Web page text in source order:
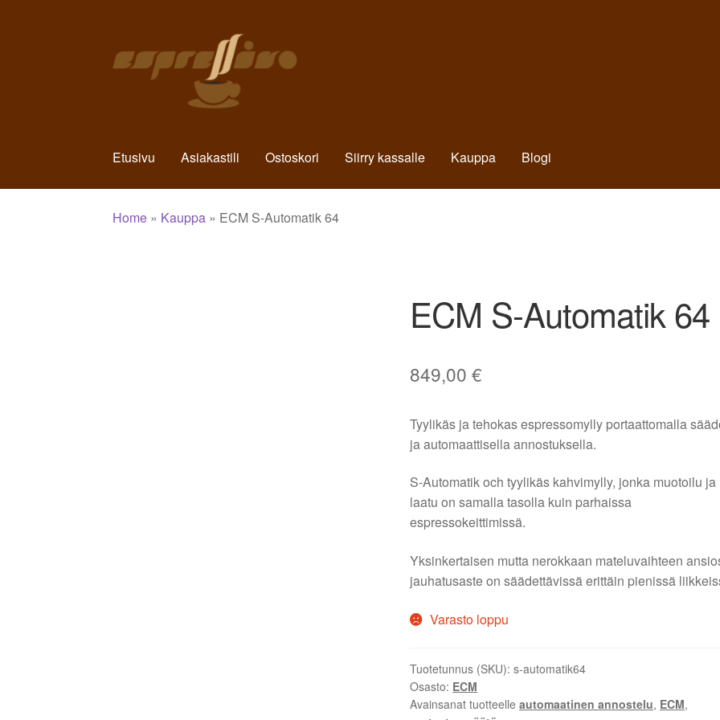
navigointiin
sisältöön
Etusivu Asiakastili Ostoskori Siirry kassalle Kauppa Blogi
Home » Kauppa » ECM S-Automatik 64
ECM S-Automatik 64
849,00€
Tyylikäs ja tehokas espressomylly portaattomalla
ja automaattisella annostuksella.
S-Automatik och tyylikäs kahvimylly, jonka muotoilu ja
laatu on samalla tasolla kuin parhaissa
espressokeittimissä.
Yksinkertaisen mutta nerokkaan mateluvaihteen
jauhatusaste on säädettävissä erittäin pienissä
Varasto loppu
Tuotetunnus (SKU):s-automatik64
Osasto: ECM
Avainsanat tuotteelleautomaatinen annostelu, ECM,